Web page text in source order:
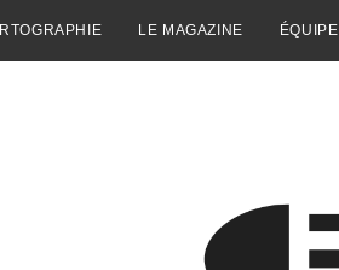
LE MAGAZINE ÉQUIPE